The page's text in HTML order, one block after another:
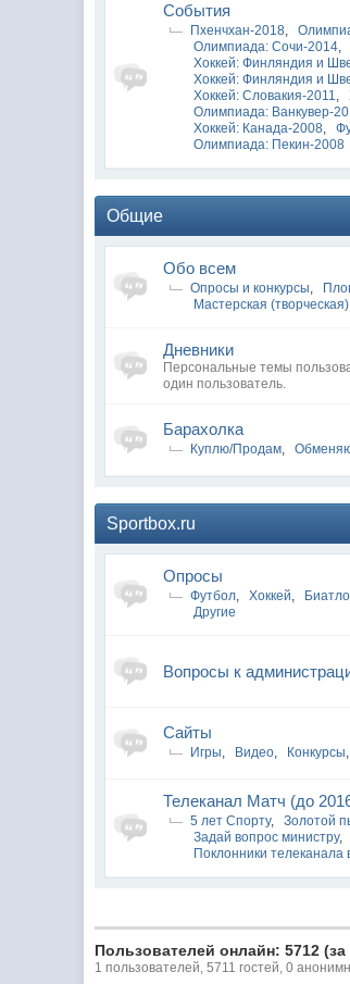
Cобытия
Пхенчхан-2018,
Олимпиада: Сочи-2014,
Хоккей: Финляндия и
Хоккей: Финляндия и
Хоккей: Словакия-2011,
Олимпиада: Ванкувер-
Хоккей: Канада-2008,
Олимпиада: Пекин-2008
Общие
Обо всем
Опросы и конкурсы,
Мастерская (творческая)
Дневники
Персональные темы
один пользователь.
Барахолка
Куплю/Продам,
Sportbox.ru
Опросы
Футбол, Хоккей,
Другие
Вопросы к
Сайты
Игры, Видео, Конкурсы,
Телеканал Матч (до
5 лет Спорту, Золотой
Задай вопрос министру,
Поклонники телеканала
Пользователей онлайн: 5712
1 пользователей, 5711 гостей, 0